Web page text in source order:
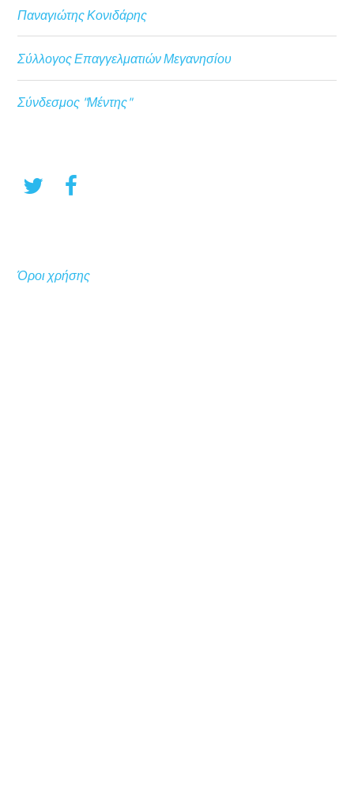
Παναγιώτης Κονιδάρης
Σύλλογος Επαγγελματιών Μεγανησίου
Σύνδεσμος "Μέντης"
Όροι χρήσης